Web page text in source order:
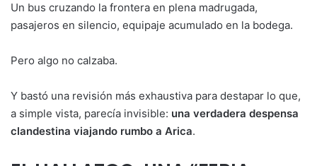
Un bus cruzando la frontera en plena madrugada,
pasajeros en silencio, equipaje acumulado en la bodega.
Pero algo no calzaba.
Y bastó una revisión más exhaustiva para destapar lo que,
a simple vista, parecía invisible: una verdadera despensa
clandestina viajando rumbo a Arica.